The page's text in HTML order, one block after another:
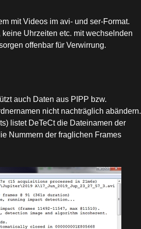
mit Videos im avi- und ser-Format.
Uhrzeiten etc. mit wechselnden
offenbar für Verwirrung.
auch Daten aus PIPP bzw.
nicht nachträglich abändern.
listet DeTeCt die Dateinamen der
Nummern der fraglichen Frames